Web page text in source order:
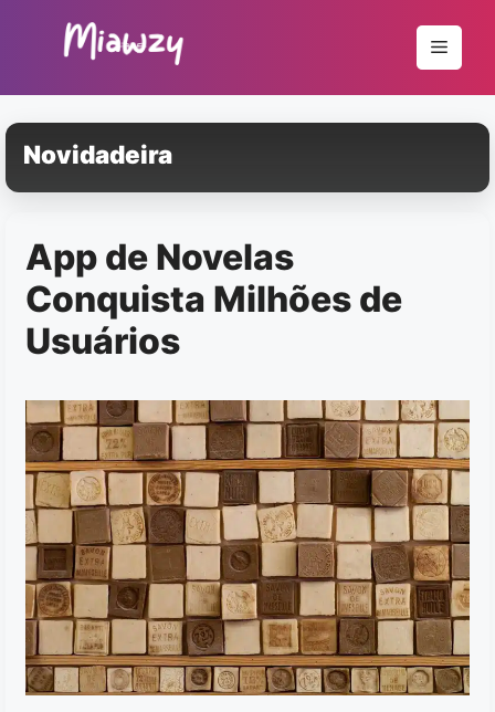
conteúdo
Menu
Novidadeira
App de Novelas
Conquista Milhões de
Usuários